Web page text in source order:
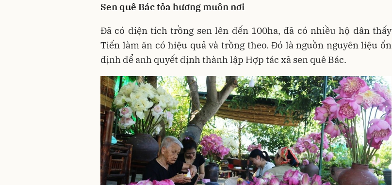
Sen quê Bác tỏa hương muôn nơi
Đã có diện tích trồng sen lên đến 100ha, đã có nhiều hộ dân thấy
Tiến làm ăn có hiệu quả và trồng theo. Đó là nguồn nguyên liệu ổn
định để anh quyết định thành lập Hợp tác xã sen quê Bác.